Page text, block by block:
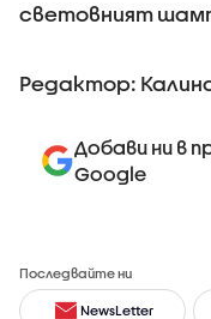
световният
Редактор:
Добави ни в
Google
Последвайте ни
NewsLetter